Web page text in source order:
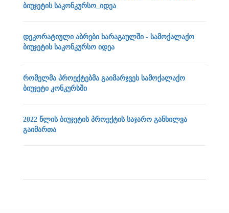
ბიუჯეტის საკონკურსო_იდეა
დეკორატიული აბრები ხარაგაულში - სამოქალაქო
ბიუჯეტის საკონკურსო იდეა
რომელმა პროექტებმა გაიმარჯვეს სამოქალაქო
ბიუჯეტი კონკურსში
2022 წლის ბიუჯეტის პროექტის საჯარო განხილვა
გაიმართა